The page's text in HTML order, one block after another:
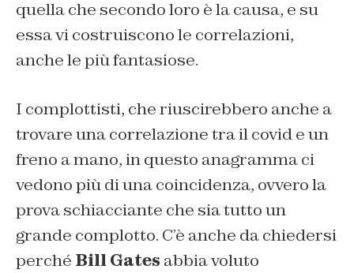
quella che secondo loro è la causa, e su
essa vi costruiscono le correlazioni,
anche le più fantasiose.
I complottisti, che riuscirebbero anche a
trovare una correlazione tra il covid e un
freno a mano, in questo anagramma ci
vedono più di una coincidenza, ovvero la
prova schiacciante che sia tutto un
grande complotto. C’è anche da chiedersi
perché Bill Gates abbia voluto